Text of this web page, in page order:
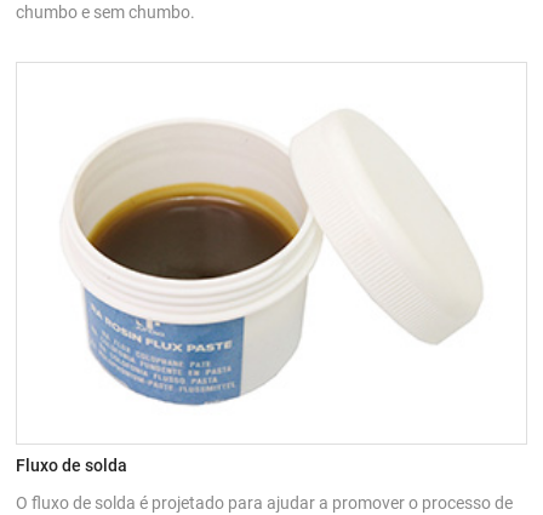
chumbo e sem chumbo.
Fluxo de solda
O fluxo de solda é projetado para ajudar a promover o processo de